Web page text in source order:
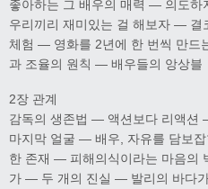
좋아하는 그 배우의 매력 — 의도
우리끼리 재미있는 걸 해보자 —
체험 — 영화를 2년에 한 번씩 만
과 조율의 원칙 — 배우들의 앙상블
2장 관계
감독의 생존법 — 액션보다 리액
마지막 얼굴 — 배우, 자유를 담보
한 존재 — 피해의식이라는 마음의
가 — 두 개의 진실 — 발리의 바다